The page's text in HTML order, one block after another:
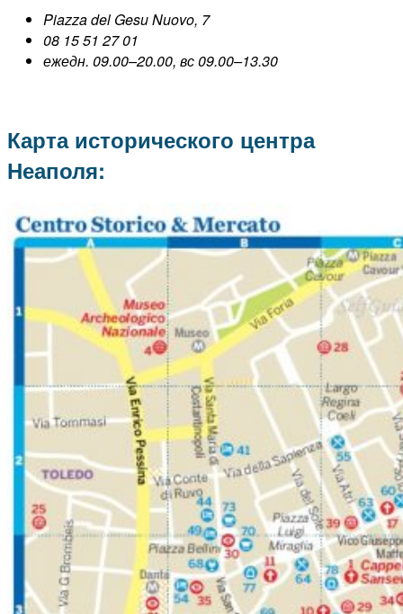
Piazza del Gesu Nuovo, 7
08 15 51 27 01
ежедн. 09.00–20.00, вс 09.00–13.30
Карта исторического центра
Неаполя: